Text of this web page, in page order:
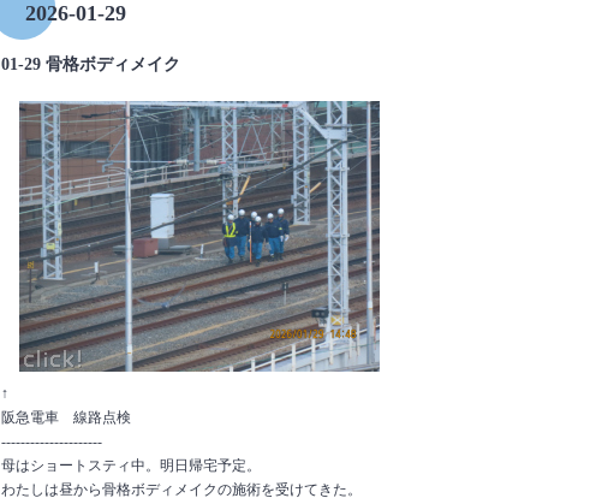
01-29 骨格ボディメイク
2026-01-29
↑
阪急電車 線路点検
---------------------
母はショートスティ中。明日帰宅予定。
わたしは昼から骨格ボディメイクの施術を受けてきた。